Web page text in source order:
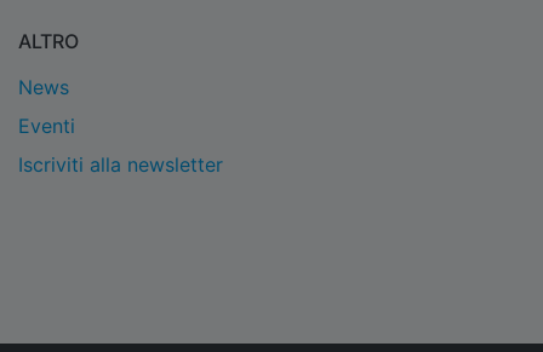
ALTRO
News
Eventi
Iscriviti alla newsletter